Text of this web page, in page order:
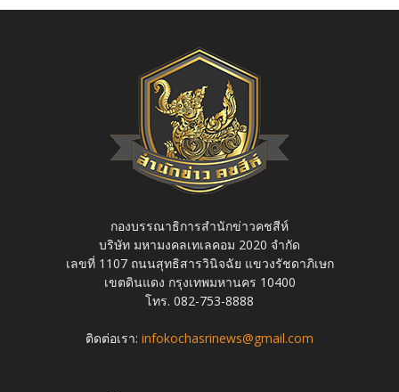
กองบรรณาธิการสำนักข่าวคชสีห์
บริษัท มหามงคลเทเลคอม 2020 จำกัด
เลขที่ 1107 ถนนสุทธิสารวินิจฉัย แขวงรัชดาภิเษก
เขตดินแดง กรุงเทพมหานคร 10400
โทร. 082-753-8888
ติดต่อเรา: infokochasrinews@gmail.com